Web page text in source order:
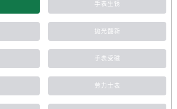
手表生锈
抛光翻新
手表受磁
劳力士表